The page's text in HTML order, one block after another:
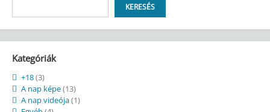
KERESÉS
Kategóriák
+18(3)
A nap képe(13)
A nap videója(1)